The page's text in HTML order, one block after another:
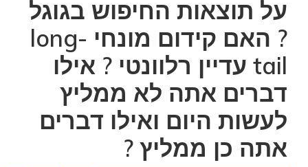
על תוצאות החיפוש בגוגל
? האם קידום מונחי long-
tail עדיין רלוונטי ? אילו
דברים אתה לא ממליץ
לעשות היום ואילו דברים
אתה כן ממליץ ?